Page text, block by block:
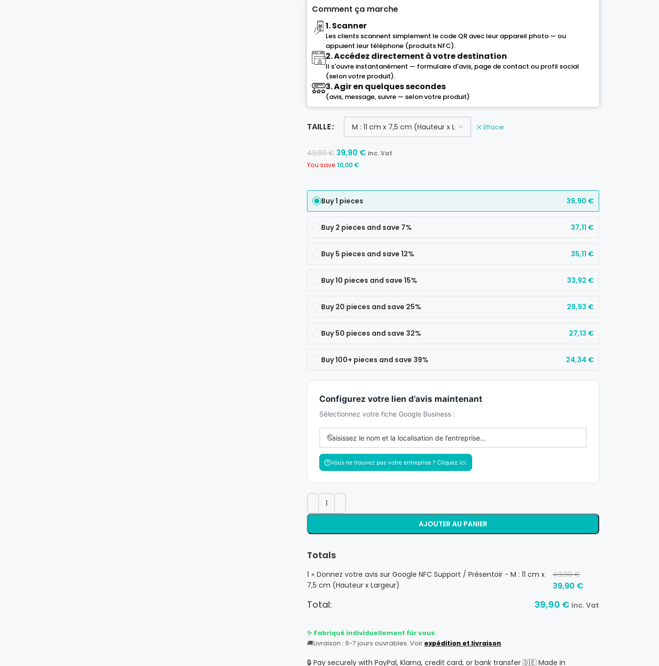
Comment ça marche
1. Scanner
Les clients scannent simplement le code QR avec leur appareil photo — ou
appuient leur téléphone (produits NFC).
2. Accédez directement à votre destination
Il s'ouvre instantanément — formulaire d'avis, page de contact ou profil social
(selon votre produit).
3. Agir en quelques secondes
(avis, message, suivre — selon votre produit)
TAILLE Effacer
49,90€ 39,90 € inc. Vat
You save 10,00 €
Buy 1 pieces 39,90 €
Buy 2 pieces and save 7% 37,11 €
Buy 5 pieces and save 12% 35,11 €
Buy 10 pieces and save 15% 33,92 €
Buy 20 pieces and save 25% 29,93 €
Buy 50 pieces and save 32% 27,13 €
Buy 100+ pieces and save 39% 24,34 €
Configurez votre lien d’avis maintenant
Sélectionnez votre fiche Google Business :
Vous ne trouvez pas votre entreprise ? Cliquez ici.
AJOUTER AU PANIER
Totals
1 × Donnez votre avis sur Google NFC Support / Présentoir - M : 11 cm x
7,5 cm (Hauteur x Largeur)
49,90€
39,90 €
Total: 39,90 € inc. Vat
✨ Fabriqué individuellement für vous.
🚚Livraison : 6-7 jours ouvrables. Voir expédition et livraison
🔒 Pay securely with PayPal, Klarna, credit card, or bank transfer 🇩🇪 Made in